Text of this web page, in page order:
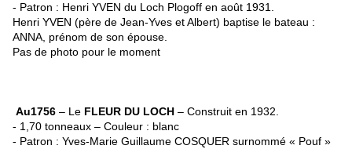
- Patron : Henri YVEN du Loch Plogoff en août 1931.
Henri YVEN (père de Jean-Yves et Albert) baptise le bateau :
ANNA, prénom de son épouse.
Pas de photo pour le moment
Au1756 – Le FLEUR DU LOCH – Construit en 1932.
- 1,70 tonneaux – Couleur : blanc
- Patron : Yves-Marie Guillaume COSQUER surnommé « Pouf »